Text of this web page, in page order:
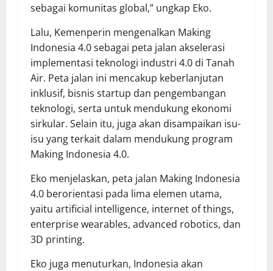
sebagai komunitas global,” ungkap Eko.
Lalu, Kemenperin mengenalkan Making
Indonesia 4.0 sebagai peta jalan akselerasi
implementasi teknologi industri 4.0 di Tanah
Air. Peta jalan ini mencakup keberlanjutan
inklusif, bisnis startup dan pengembangan
teknologi, serta untuk mendukung ekonomi
sirkular. Selain itu, juga akan disampaikan isu-
isu yang terkait dalam mendukung program
Making Indonesia 4.0.
Eko menjelaskan, peta jalan Making Indonesia
4.0 berorientasi pada lima elemen utama,
yaitu artificial intelligence, internet of things,
enterprise wearables, advanced robotics, dan
3D printing.
Eko juga menuturkan, Indonesia akan